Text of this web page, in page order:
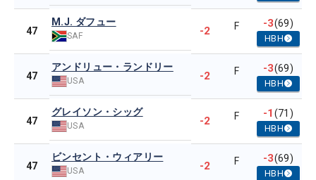
47
M.J. ダフュー
SAF -2 F -3(69)
HBH
47
アンドリュー・ランドリー
USA -2 F -3(69)
HBH
47
グレイソン・シッグ
USA -2 F -1(71)
HBH
47
ビンセント・ウィアリー
USA -2 F -3(69)
HBH